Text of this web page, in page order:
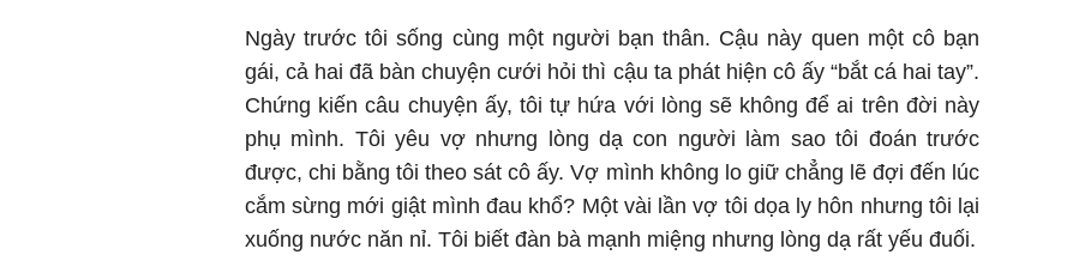
Ngày trước tôi sống cùng một người bạn thân. Cậu này quen một cô bạn
gái, cả hai đã bàn chuyện cưới hỏi thì cậu ta phát hiện cô ấy “bắt cá hai tay”.
Chứng kiến câu chuyện ấy, tôi tự hứa với lòng sẽ không để ai trên đời này
phụ mình. Tôi yêu vợ nhưng lòng dạ con người làm sao tôi đoán trước
được, chi bằng tôi theo sát cô ấy. Vợ mình không lo giữ chẳng lẽ đợi đến lúc
cắm sừng mới giật mình đau khổ? Một vài lần vợ tôi dọa ly hôn nhưng tôi lại
xuống nước năn nỉ. Tôi biết đàn bà mạnh miệng nhưng lòng dạ rất yếu đuối.